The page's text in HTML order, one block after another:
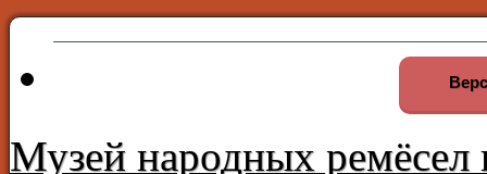
Музей народных